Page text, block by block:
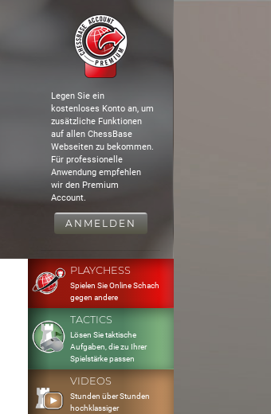
Legen Sie ein
kostenloses Konto an, um
zusätzliche Funktionen
auf allen ChessBase
Webseiten zu bekommen.
Für professionelle
Anwendung empfehlen
wir den Premium
Account.
ANMELDEN
PLAYCHESS
Spielen Sie Online Schach
gegen andere
TACTICS
Lösen Sie taktische
Aufgaben, die zu Ihrer
Spielstärke passen
VIDEOS
Stunden über Stunden
hochklassiger